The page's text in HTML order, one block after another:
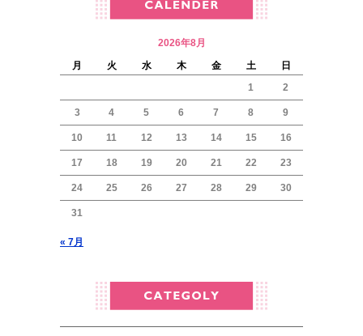
2026年8月
月
火 水 木 金 土
日
1
2
3 4 5 6 7 8 9
10 11 12 13 14 15 16
17 18 19 20 21 22 23
24 25 26 27 28 29 30
31
« 7月